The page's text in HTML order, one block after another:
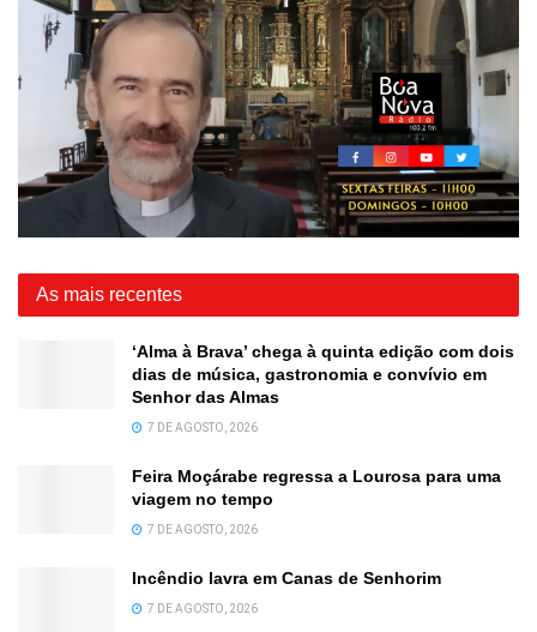
As mais recentes
‘Alma à Brava’ chega à quinta edição com dois
dias de música, gastronomia e convívio em
Senhor das Almas
7 DE AGOSTO, 2026
Feira Moçárabe regressa a Lourosa para uma
viagem no tempo
7 DE AGOSTO, 2026
Incêndio lavra em Canas de Senhorim
7 DE AGOSTO, 2026